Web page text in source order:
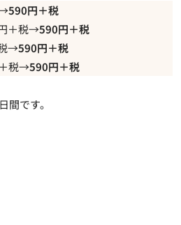
590円＋税
＋税→590円＋税
→590円＋税
税→590円＋税
間です。